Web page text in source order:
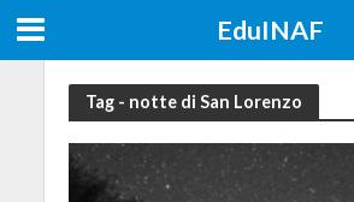
EduINAF
Tag - notte di San Lorenzo